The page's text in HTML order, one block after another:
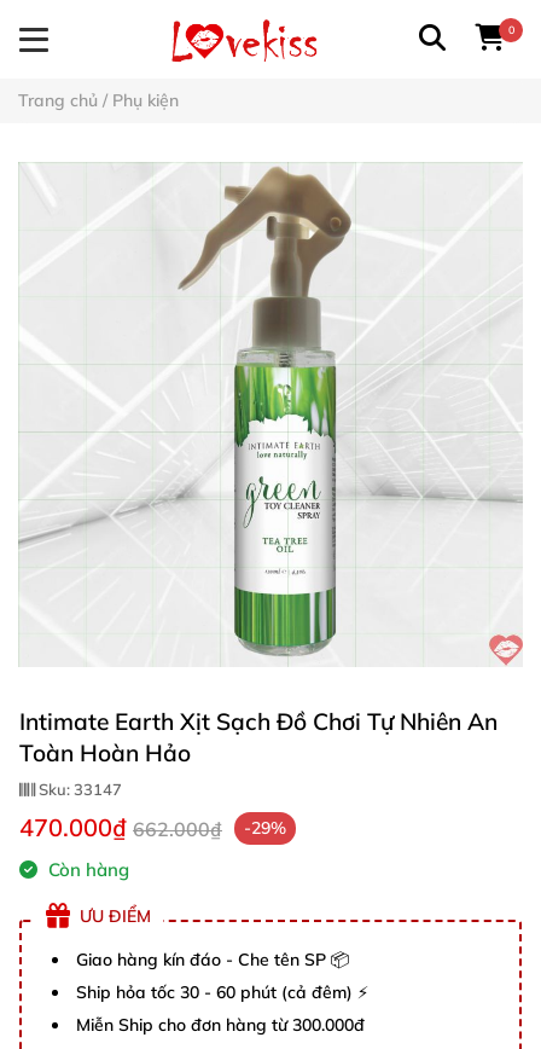
0
Trang chủ / Phụ kiện
Intimate Earth Xịt Sạch Đồ Chơi Tự Nhiên An
Toàn Hoàn Hảo
Sku:33147
470.000₫ 662.000₫ -29%
Còn hàng
ƯU ĐIỂM
Giao hàng kín đáo - Che tên SP 📦
Ship hỏa tốc 30 - 60 phút (cả đêm) ⚡
Miễn Ship cho đơn hàng từ 300.000đ